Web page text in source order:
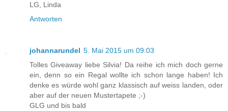
LG, Linda
Antworten
johannarundel 5. Mai 2015 um 09:03
Tolles Giveaway liebe Silvia! Da reihe ich mich doch gerne
ein, denn so ein Regal wollte ich schon lange haben! Ich
denke es würde wohl ganz klassisch auf weiss landen, oder
aber auf der neuen Mustertapete ;-)
GLG und bis bald